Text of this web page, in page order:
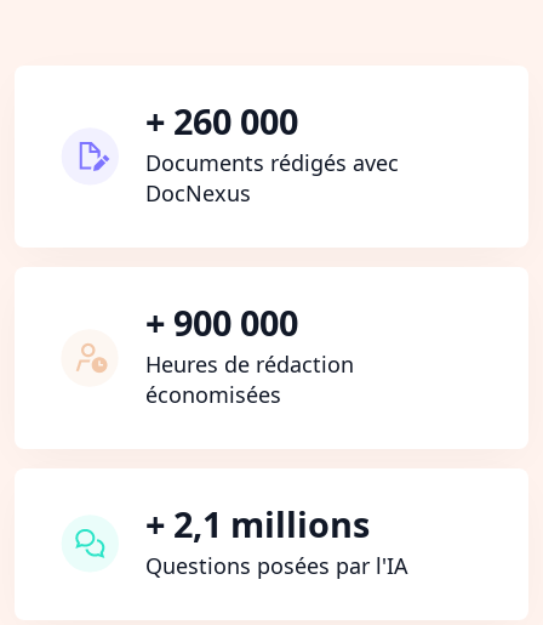
+ 260 000
Documents rédigés avec
DocNexus
+ 900 000
Heures de rédaction
économisées
+ 2,1 millions
Questions posées par l'IA